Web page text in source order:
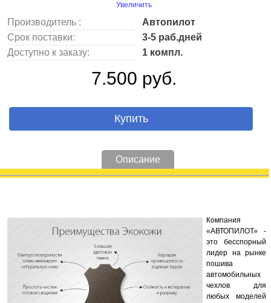
Увеличить
Производитель :
Автопилот
Срок поставки:
3-5 раб.дней
Доступно к заказу:
1 компл.
7.500 руб.
Купить
Описание
Компания
«АВТОПИЛОТ» -
это бесспорный
лидер на рынке
пошива
автомобильных
чехлов для
любых моделей